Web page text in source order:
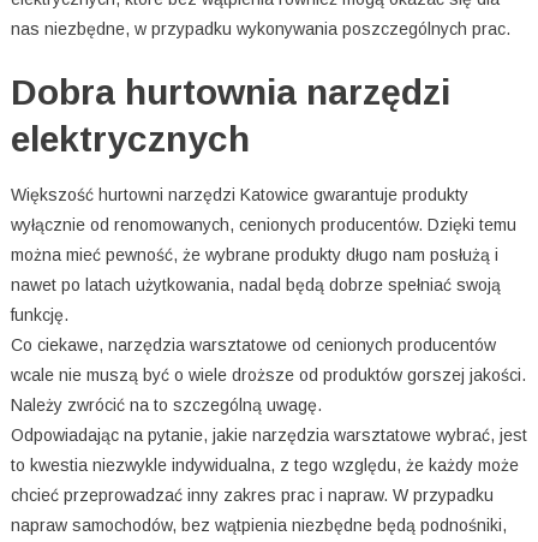
nas niezbędne, w przypadku wykonywania poszczególnych prac.
Dobra hurtownia narzędzi
elektrycznych
Większość hurtowni narzędzi Katowice gwarantuje produkty
wyłącznie od renomowanych, cenionych producentów. Dzięki temu
można mieć pewność, że wybrane produkty długo nam posłużą i
nawet po latach użytkowania, nadal będą dobrze spełniać swoją
funkcję.
Co ciekawe, narzędzia warsztatowe od cenionych producentów
wcale nie muszą być o wiele droższe od produktów gorszej jakości.
Należy zwrócić na to szczególną uwagę.
Odpowiadając na pytanie, jakie narzędzia warsztatowe wybrać, jest
to kwestia niezwykle indywidualna, z tego względu, że każdy może
chcieć przeprowadzać inny zakres prac i napraw. W przypadku
napraw samochodów, bez wątpienia niezbędne będą podnośniki,